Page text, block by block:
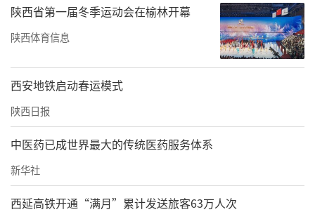
理事长单位代表任少雄发言
理事长单位代表任少雄在发言中表示，企业将
积极发挥产业资源、岗位场景和实践平台优
势，深度参与人才培养全过程，与各成员单位
共同推进专业建设、课程开发、实习实训、就
业服务和技术创新，助力培养更多适应数字电
商与现代服务业发展需求的高素质技术技能人
才。
陕西省第一届冬季运动会在榆林开幕
陕西体育信息
西安地铁启动春运模式
陕西日报
中医药已成世界最大的传统医药服务体系
新华社
西延高铁开通“满月”累计发送旅客63万人次